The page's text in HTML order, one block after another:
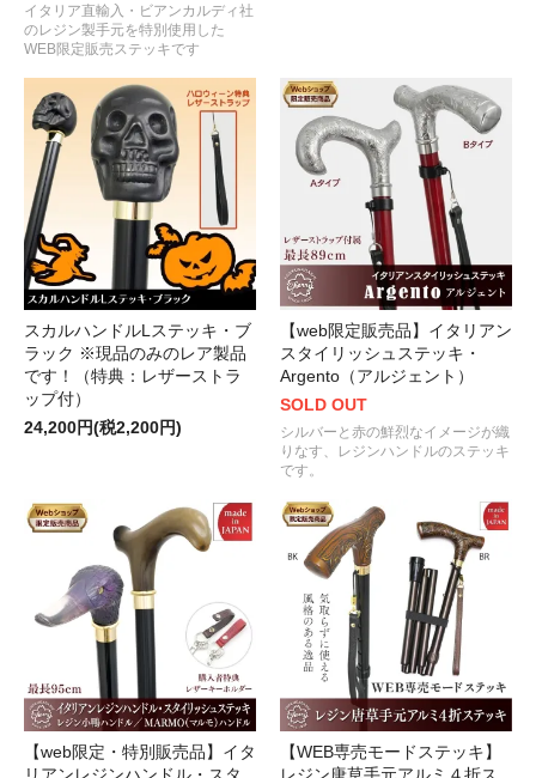
イタリア直輸入・ビアンカルディ社
のレジン製手元を特別使用した
WEB限定販売ステッキです
スカルハンドルLステッキ・ブ
ラック ※現品のみのレア製品
です！（特典：レザーストラ
ップ付）
24,200円(税2,200円)
【web限定販売品】イタリアン
スタイリッシュステッキ・
Argento（アルジェント）
SOLD OUT
シルバーと赤の鮮烈なイメージが織
りなす、レジンハンドルのステッキ
です。
【web限定・特別販売品】イタ
リアンレジンハンドル・スタ
【WEB専売モードステッキ】
レジン唐草手元アルミ４折ス